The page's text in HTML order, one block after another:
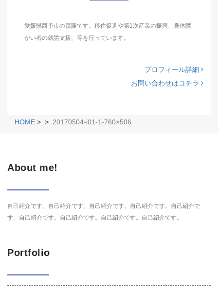
愛媛県西予市の森隆です。移住促進や第1次産業の振興、身体障
がい者の就労支援、等を行っています。
プロフィール詳細
お問い合わせはコチラ
HOME > > 20170504-i01-1-760×506
About me!
自己紹介です。自己紹介です。自己紹介です。自己紹介です。自己紹介で
す。自己紹介です。自己紹介です。自己紹介です。自己紹介です。
Portfolio